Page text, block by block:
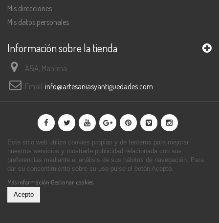
Mis direcciones
Mis datos personales
Información sobre la tienda
A&A, Manresa
Email: info@artesaniasyantiguedades.com
Este sitio web utiliza cookies propias y de terceros para mejorar
nuestros servicios y mostrarle publicidad relacionada con sus
preferencias mediante el análisis de sus hábitos de navegación. Para
dar su consentimiento sobre su uso pulse el botón Acepto.
Más información Gestionar cookies
Acepto